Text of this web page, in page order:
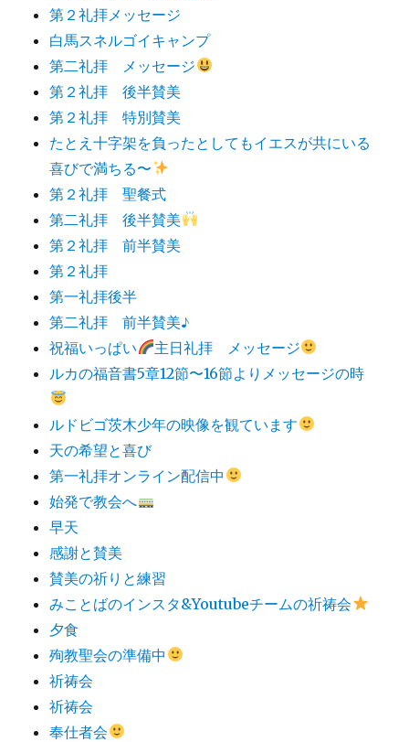
第２礼拝メッセージ
白馬スネルゴイキャンプ
第二礼拝 メッセージ
第２礼拝 後半賛美
第２礼拝 特別賛美
たとえ十字架を負ったとしてもイエスが共にいる
喜びで満ちる〜
第２礼拝 聖餐式
第二礼拝 後半賛美
第２礼拝 前半賛美
第２礼拝
第一礼拝後半
第二礼拝 前半賛美♪
祝福いっぱい
主日礼拝 メッセージ
ルカの福音書5章12節〜16節よりメッセージの時
ルドビゴ茨木少年の映像を観ています
天の希望と喜び
第一礼拝オンライン配信中
始発で教会へ
早天
感謝と賛美
賛美の祈りと練習
みことばのインスタ&Youtubeチームの祈祷会
夕食
殉教聖会の準備中
祈祷会
祈祷会
奉仕者会